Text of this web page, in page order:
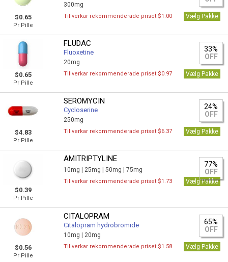
$0.65
Pr Pille
300mg
Tillverkar rekommenderade priset $1.00 Vælg Pakke
$0.65
Pr Pille
FLUDAC
Fluoxetine
20mg
33%
OFF
Tillverkar rekommenderade priset $0.97 Vælg Pakke
$4.83
Pr Pille
SEROMYCIN
Cycloserine
250mg
24%
OFF
Tillverkar rekommenderade priset $6.37 Vælg Pakke
$0.39
Pr Pille
AMITRIPTYLINE
10mg | 25mg |50mg |75mg
77%
OFF
Tillverkar rekommenderade priset $1.73 Vælg Pakke
$0.56
Pr Pille
CITALOPRAM
Citalopram hydrobromide
10mg | 20mg
65%
OFF
Tillverkar rekommenderade priset $1.58 Vælg Pakke